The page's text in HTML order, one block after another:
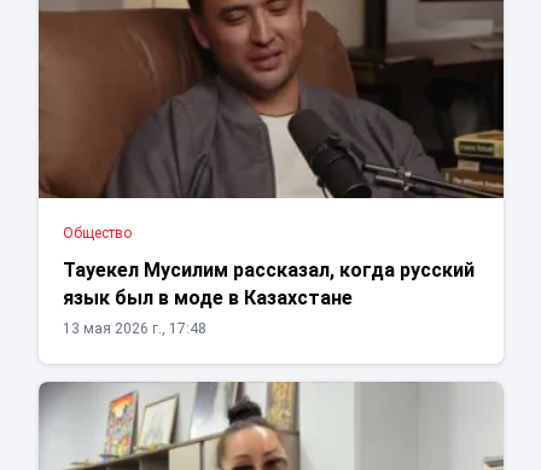
Общество
Тауекел Мусилим рассказал, когда русский
язык был в моде в Казахстане
13 мая 2026 г., 17:48